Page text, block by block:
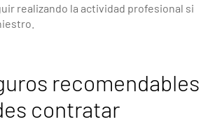
realizando la actividad profesional si
recomendables
contratar